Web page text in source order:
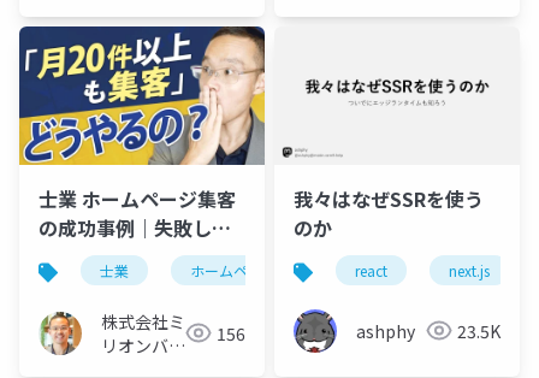
士業 ホームページ集客
の成功事例｜失敗しな
い制作・運用5つのポイ
ント
士業 ホームページ 集客 成功事例
株式会社ミ
リオンバリ
156
我々はなぜSSRを使う
のか
react next.js
ashphy 23.5K